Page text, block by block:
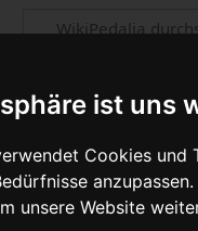
ist uns
Cookies und
unsere Website
Zentrale
Dies ist die
des
beachtet werden).